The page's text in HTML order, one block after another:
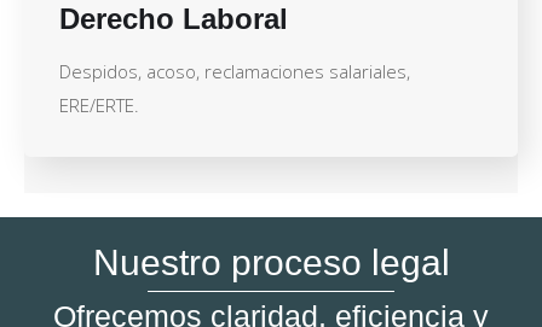
Derecho Laboral
Despidos, acoso, reclamaciones salariales,
ERE/ERTE.
Nuestro proceso legal
Ofrecemos claridad, eficiencia y